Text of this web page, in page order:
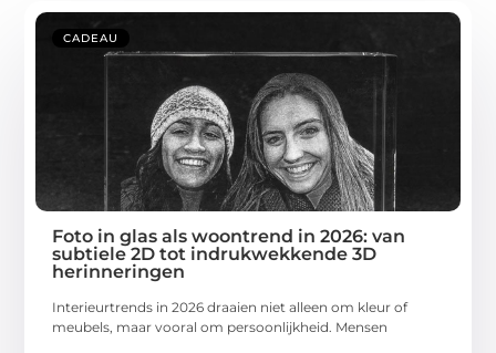
CADEAU
Foto in glas als woontrend in 2026: van
subtiele 2D tot indrukwekkende 3D
herinneringen
Interieurtrends in 2026 draaien niet alleen om kleur of
meubels, maar vooral om persoonlijkheid. Mensen